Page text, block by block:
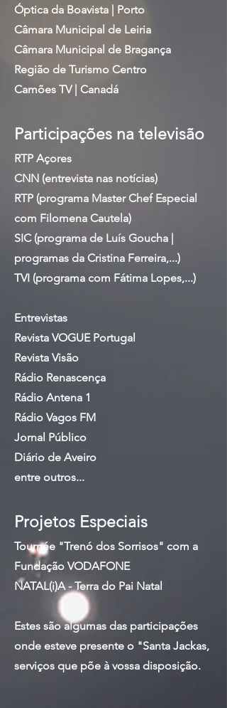
Óptica da Boavista | Porto
Câmara Municipal de Leiria
Câmara Municipal de Bragança
Região de Turismo Centro
Camões TV | Canadá
Participações na televisão
RTP Açores
CNN (entrevista nas notícias)
RTP (programa Master Chef Especial
com Filomena Cautela)
SIC (programa de Luís Goucha |
programas da Cristina Ferreira,...)
TVI (programa com Fátima Lopes,...)
Entrevistas
Revista VOGUE Portugal
Revista Visão
Rádio Renascença
Rádio Antena 1
Rádio Vagos FM
Jornal Público
Diário de Aveiro
entre outros...
Projetos Especiais
Tournée "Trenó dos Sorrisos" com a
Fundação VODAFONE
NATAL(i)A - Terra do Pai Natal
Estes são algumas das participações
onde esteve presente o "Santa Jackas,
serviços que põe à vossa disposição.